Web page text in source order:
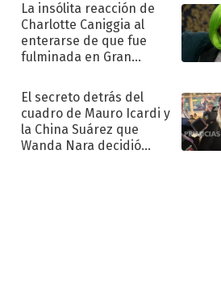
La insólita reacción de
Charlotte Caniggia al
enterarse de que fue
fulminada en Gran
El secreto detrás del
cuadro de Mauro Icardi y
la China Suárez que
Wanda Nara decidió